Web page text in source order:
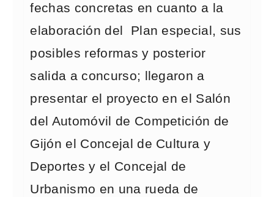
fechas concretas en cuanto a la
elaboración del Plan especial, sus
posibles reformas y posterior
salida a concurso; llegaron a
presentar el proyecto en el Salón
del Automóvil de Competición de
Gijón el Concejal de Cultura y
Deportes y el Concejal de
Urbanismo en una rueda de